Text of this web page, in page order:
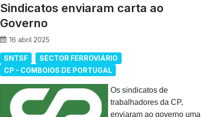
Sindicatos enviaram carta ao
Governo
16 abril 2025
SNTSF
SECTOR FERROVIÁRIO
CP - COMBOIOS DE PORTUGAL
Os sindicatos de
trabalhadores da CP,
enviaram ao governo uma